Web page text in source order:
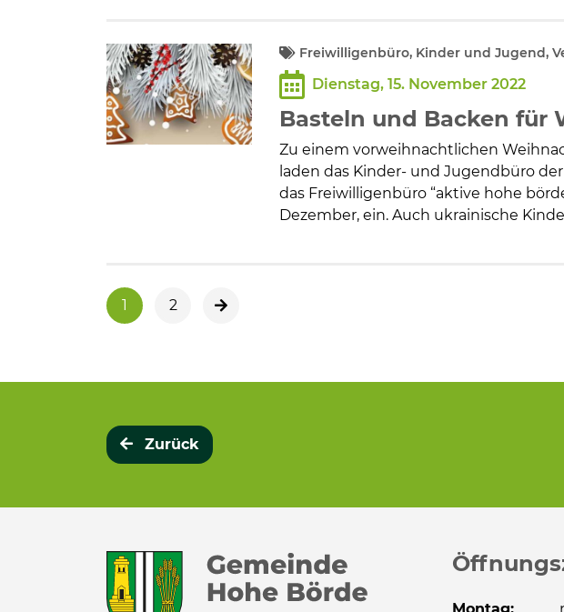
Freiwilligenbüro, Kinder und Jugend,
Dienstag, 15. November 2022
Basteln und Backen für
Zu einem vorweihnachtlichen
laden das Kinder- und Jugendbüro
das Freiwilligenbüro “aktive hohe
Dezember, ein. Auch ukrainische
1 2 nächste Seite
Zurück